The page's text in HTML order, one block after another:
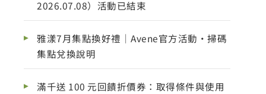
2026.07.08）活動已結束
雅漾7月集點換好禮｜Avene官方活動・掃碼
集點兌換說明
滿千送 100 元回饋折價券：取得條件與使用